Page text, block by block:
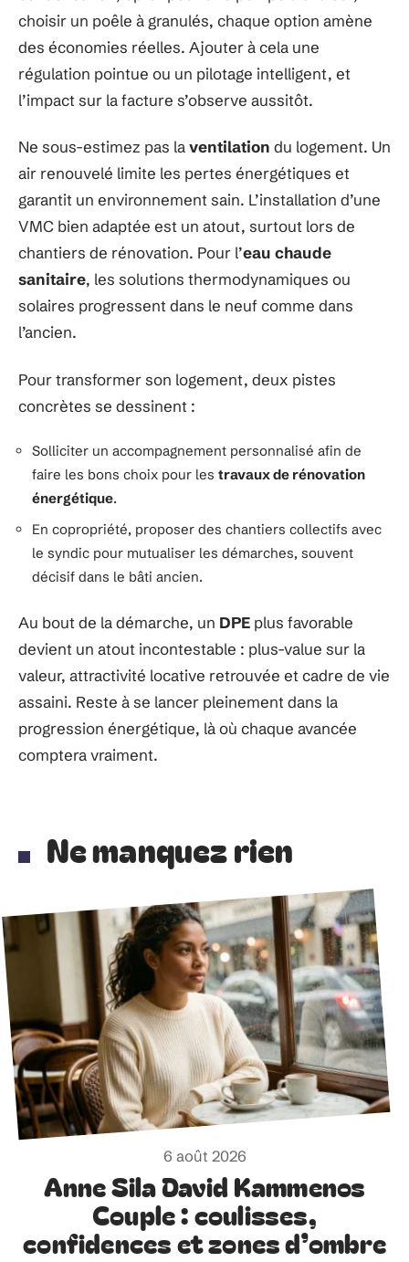
choisir un poêle à granulés, chaque option amène
des économies réelles. Ajouter à cela une
régulation pointue ou un pilotage intelligent, et
l’impact sur la facture s’observe aussitôt.
Ne sous-estimez pas laventilation du logement. Un
air renouvelé limite les pertes énergétiques et
garantit un environnement sain. L’installation d’une
VMC bien adaptée est un atout, surtout lors de
chantiers de rénovation. Pour l’eau chaude
sanitaire, les solutions thermodynamiques ou
solaires progressent dans le neuf comme dans
l’ancien.
Pour transformer son logement, deux pistes
concrètes se dessinent :
Solliciter un accompagnement personnalisé afin de
faire les bons choix pour les travaux de rénovation
énergétique.
En copropriété, proposer des chantiers collectifs avec
le syndic pour mutualiser les démarches, souvent
décisif dans le bâti ancien.
Au bout de la démarche, un DPE plus favorable
devient un atout incontestable : plus-value sur la
valeur, attractivité locative retrouvée et cadre de vie
assaini. Reste à se lancer pleinement dans la
progression énergétique, là où chaque avancée
comptera vraiment.
Ne manquez rien
6 août 2026
Anne Sila David Kammenos
Couple : coulisses,
confidences et zones d’ombre